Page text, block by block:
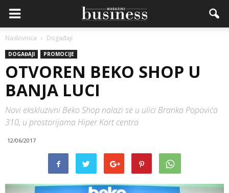
Naslovnica Događaji
DOGAĐAJI PROMOCIJE
OTVOREN BEKO SHOP U
BANJA LUCI
Novi ekskluzivni Beko Shop nalazi se u ulici Branka Popovića
310, u prostorijama Hiper Kort centra
12/06/2017